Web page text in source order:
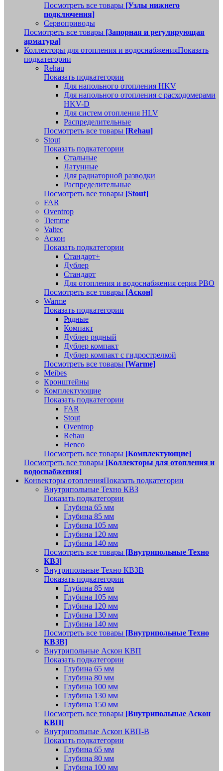
Посмотреть все товары [Узлы нижнего
подключения]
Сервоприводы
Посмотреть все товары [Запорная и регулирующая
арматура]
Коллекторы для отопления и водоснабженияПоказать
подкатегории
Rehau
Показать подкатегории
Для напольного отопления HKV
Для напольного отопления с расходомерами
HKV-D
Для систем отопления HLV
Распределительные
Посмотреть все товары [Rehau]
Stout
Показать подкатегории
Стальные
Латунные
Для радиаторной разводки
Распределительные
Посмотреть все товары [Stout]
FAR
Oventrop
Tiemme
Valtec
Аскон
Показать подкатегории
Стандарт+
Дублер
Стандарт
Для отопления и водоснабжения серия РВО
Посмотреть все товары [Аскон]
Warme
Показать подкатегории
Рядные
Компакт
Дублер рядный
Дублер компакт
Дублер компакт с гидрострелкой
Посмотреть все товары [Warme]
Meibes
Кронштейны
Комплектующие
Показать подкатегории
FAR
Stout
Oventrop
Rehau
Henco
Посмотреть все товары [Комплектующие]
Посмотреть все товары [Коллекторы для отопления и
водоснабжения]
Конвекторы отопленияПоказать подкатегории
Внутрипольные Техно КВЗ
Показать подкатегории
Глубина 65 мм
Глубина 85 мм
Глубина 105 мм
Глубина 120 мм
Глубина 140 мм
Посмотреть все товары [Внутрипольные Техно
КВЗ]
Внутрипольные Техно КВЗВ
Показать подкатегории
Глубина 85 мм
Глубина 105 мм
Глубина 120 мм
Глубина 130 мм
Глубина 140 мм
Посмотреть все товары [Внутрипольные Техно
КВЗВ]
Внутрипольные Аскон КВП
Показать подкатегории
Глубина 65 мм
Глубина 80 мм
Глубина 100 мм
Глубина 130 мм
Глубина 150 мм
Посмотреть все товары [Внутрипольные Аскон
КВП]
Внутрипольные Аскон КВП-В
Показать подкатегории
Глубина 65 мм
Глубина 80 мм
Глубина 100 мм